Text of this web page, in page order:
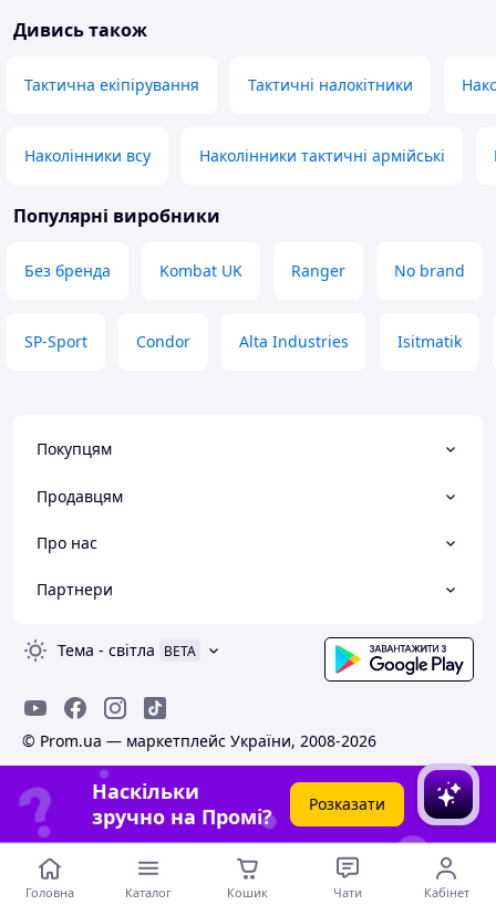
Дивись також
Тактична екіпірування Тактичні налокітники
Наколінники всу Наколінники тактичні армійські
Популярні виробники
Без бренда Kombat UK Ranger No brand
SP-Sport Condor Alta Industries Isitmatik
Покупцям
Продавцям
Про нас
Партнери
Тема - світла BETA
© Prom.ua — маркетплейс України, 2008-2026
Наскільки
зручно на Промі?
Розказати
Головна Каталог Кошик Чати Кабінет